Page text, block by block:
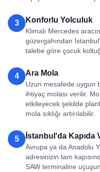
3 Konforlu Yolculuk
Klimalı Mercedes
güzergahından
talebe göre çocuk
4 Ara Mola
Uzun mesafede uygun
ihtiyaç molası verilir.
etkileyecek şekilde
mola sıklığı artırılabilir.
5 İstanbul'da Kapıda
Avrupa ya da Anadolu
adresinizin tam
SAW terminaline